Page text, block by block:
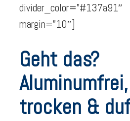
margin=”10″]
Geht das?
Aluminumfrei,
trocken &